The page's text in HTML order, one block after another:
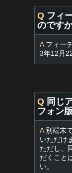
Q フィ
のです
Aフィー
3年12月
Q 同じ
フォン
A別端末
いただけ
ただし、
だくこと
い。